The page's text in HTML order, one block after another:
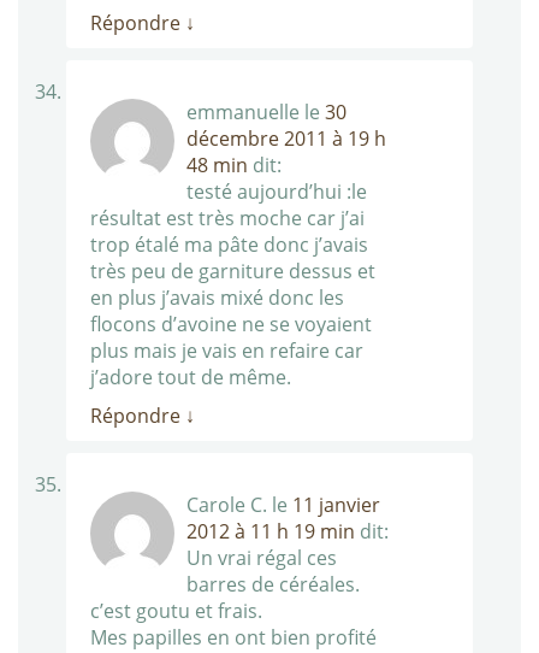
Répondre ↓
emmanuelle le 30
décembre 2011 à 19 h
48 min dit:
testé aujourd’hui :le
résultat est très moche car j’ai
trop étalé ma pâte donc j’avais
très peu de garniture dessus et
en plus j’avais mixé donc les
flocons d’avoine ne se voyaient
plus mais je vais en refaire car
j’adore tout de même.
Répondre ↓
Carole C. le 11 janvier
2012 à 11 h 19 min dit:
Un vrai régal ces
barres de céréales.
c’est goutu et frais.
Mes papilles en ont bien profité